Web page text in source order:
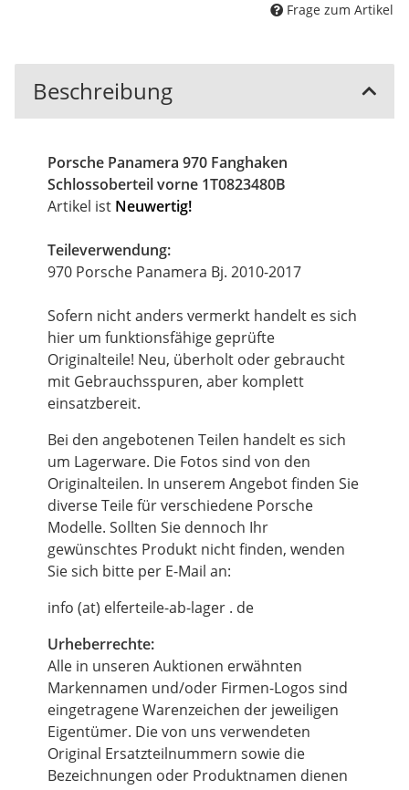
Frage zum Artikel
Beschreibung
Porsche Panamera 970 Fanghaken
Schlossoberteil vorne 1T0823480B
Artikel ist Neuwertig!
Teileverwendung:
970 Porsche Panamera Bj. 2010-2017
Sofern nicht anders vermerkt handelt es sich
hier um funktionsfähige geprüfte
Originalteile! Neu, überholt oder gebraucht
mit Gebrauchsspuren, aber komplett
einsatzbereit.
Bei den angebotenen Teilen handelt es sich
um Lagerware. Die Fotos sind von den
Originalteilen. In unserem Angebot finden Sie
diverse Teile für verschiedene Porsche
Modelle. Sollten Sie dennoch Ihr
gewünschtes Produkt nicht finden, wenden
Sie sich bitte per E-Mail an:
info (at) elferteile-ab-lager . de
Urheberrechte:
Alle in unseren Auktionen erwähnten
Markennamen und/oder Firmen-Logos sind
eingetragene Warenzeichen der jeweiligen
Eigentümer. Die von uns verwendeten
Original Ersatzteilnummern sowie die
Bezeichnungen oder Produktnamen dienen